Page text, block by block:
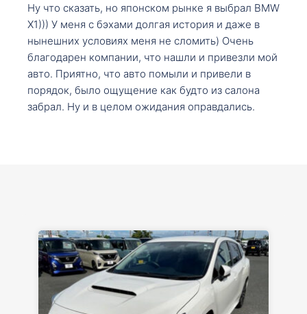
Ну что сказать, но японском рынке я выбрал BMW
X1))) У меня с бэхами долгая история и даже в
нынешних условиях меня не сломить) Очень
благодарен компании, что нашли и привезли мой
авто. Приятно, что авто помыли и привели в
порядок, было ощущение как будто из салона
забрал. Ну и в целом ожидания оправдались.